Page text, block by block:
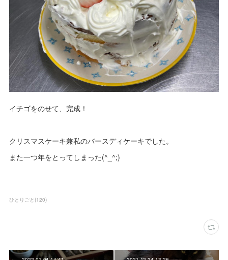
イチゴをのせて、完成！
クリスマスケーキ兼私のバースディケーキでした。
また一つ年をとってしまった(^_^;)
ひとりごと (120)